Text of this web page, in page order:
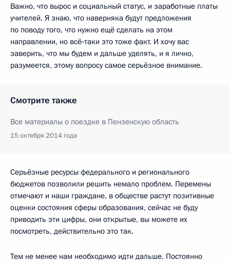
Важно, что вырос и социальный статус, и заработные платы
учителей. Я знаю, что наверняка будут предложения
по поводу того, что нужно ещё сделать на этом
направлении, но всё‑таки это тоже факт. И хочу вас
заверить, что мы будем и дальше уделять, и я лично,
разумеется, этому вопросу самое серьёзное внимание.
Смотрите также
Все материалы о поездке в Пензенскую область
15 октября 2014 года
Серьёзные ресурсы федерального и регионального
бюджетов позволили решить немало проблем. Перемены
отмечают и наши граждане, в обществе растут позитивные
оценки состояния сферы образования, сейчас не буду
приводить эти цифры, они открытые, вы можете их
посмотреть, действительно это так.
Тем не менее нам необходимо идти дальше. Постоянно